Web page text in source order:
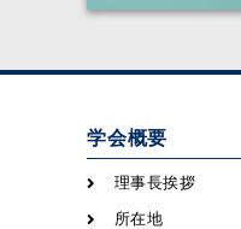
学会概要
理事長挨拶
所在地